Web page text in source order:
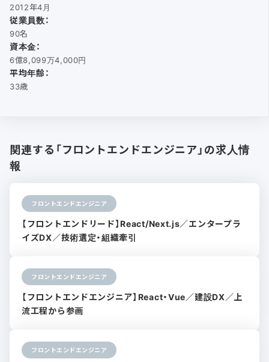
2012年4月
従業員数：
90名
資本金：
6億8,099万4,000円
平均年齢：
33歳
関連する「フロントエンドエンジニア」の求人情
報
フロントエンドエンジニア
【フロントエンドリード】React/Next.js／エンタープラ
イズDX／技術選定・組織牽引
フロントエンドエンジニア
【フロントエンドエンジニア】React・Vue／建設DX／上
流工程から参画
フロントエンドエンジニア